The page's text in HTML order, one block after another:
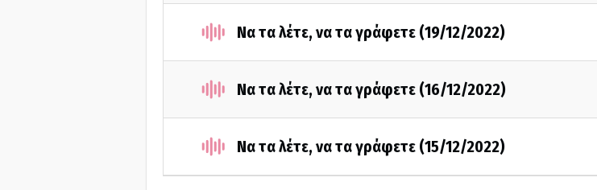
Να τα λέτε, να τα γράφετε (19/12/2022)
Να τα λέτε, να τα γράφετε (16/12/2022)
Να τα λέτε, να τα γράφετε (15/12/2022)